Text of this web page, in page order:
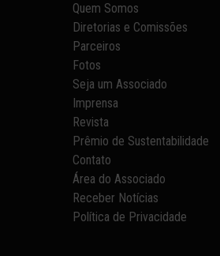
Quem Somos
Diretorias e Comissões
Parceiros
Fotos
Seja um Associado
Imprensa
Revista
Prêmio de Sustentabilidade
Contato
Área do Associado
Receber Notícias
Política de Privacidade